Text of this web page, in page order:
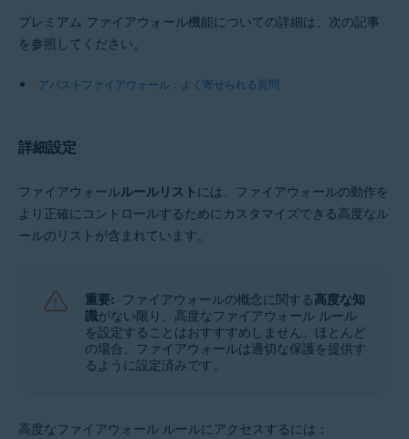
プレミアム ファイアウォール機能についての詳細は、次の記事
を参照してください。
アバストファイアウォール：よく寄せられる質問
詳細設定
ファイアウォールルールリスト には、ファイアウォールの動作を
より正確にコントロールするためにカスタマイズできる高度なル
ールのリストが含まれています。
重要: ファイアウォールの概念に関する高度な知
識がない限り、高度なファイアウォール ルール
を設定することはおすすすめしません。ほとんど
の場合、ファイアウォールは適切な保護を提供す
るように設定済みです。
高度なファイアウォール ルールにアクセスするには：